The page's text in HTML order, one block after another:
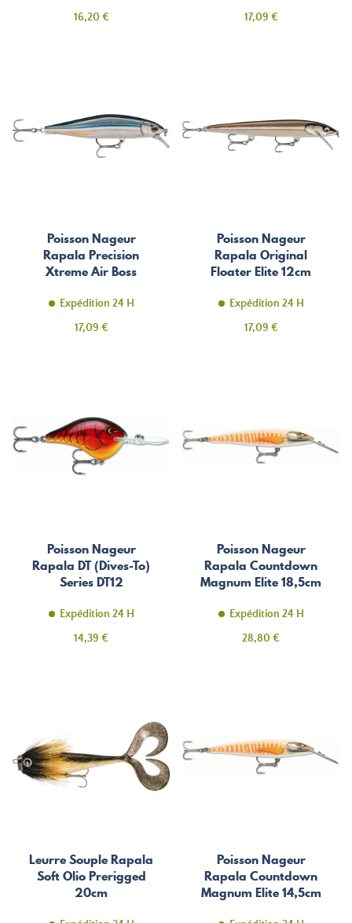
Prix
16,20 €
Prix
17,09 €
Poisson Nageur
Rapala Precision
Xtreme Air Boss
Expédition 24 H
Prix
17,09 €
Poisson Nageur
Rapala Original
Floater Elite 12cm
Expédition 24 H
Prix
17,09 €
Poisson Nageur
Rapala DT (Dives-To)
Series DT12
Expédition 24 H
Prix
14,39 €
Poisson Nageur
Rapala Countdown
Magnum Elite 18,5cm
Expédition 24 H
Prix
28,80 €
Leurre Souple Rapala
Soft Olio Prerigged
20cm
Poisson Nageur
Rapala Countdown
Magnum Elite 14,5cm